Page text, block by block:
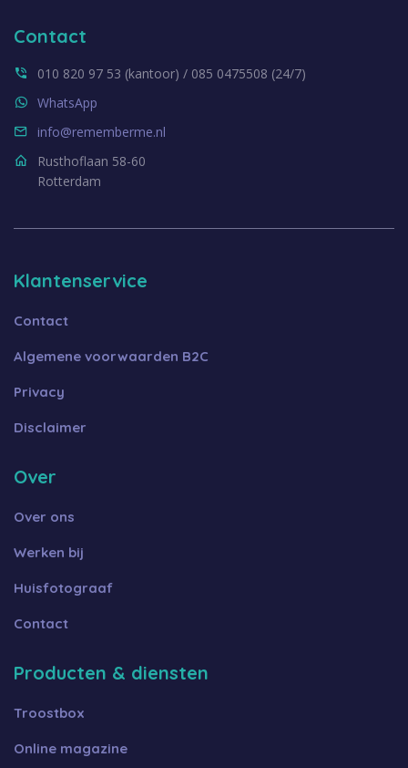
Contact
010 820 97 53 (kantoor) / 085 0475508 (24/7)
WhatsApp
info@rememberme.nl
Rusthoflaan 58-60
Rotterdam
Klantenservice
Contact
Algemene voorwaarden B2C
Privacy
Disclaimer
Over
Over ons
Werken bij
Huisfotograaf
Contact
Producten & diensten
Troostbox
Online magazine